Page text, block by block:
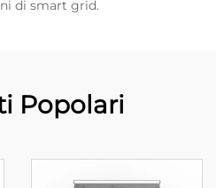
di smart grid.
Popolari